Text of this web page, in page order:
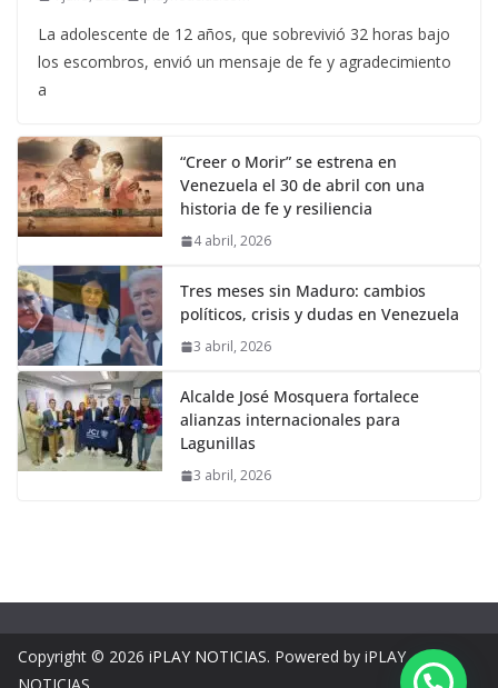
La adolescente de 12 años, que sobrevivió 32 horas bajo
los escombros, envió un mensaje de fe y agradecimiento
a
“Creer o Morir” se estrena en
Venezuela el 30 de abril con una
historia de fe y resiliencia
4 abril, 2026
Tres meses sin Maduro: cambios
políticos, crisis y dudas en Venezuela
3 abril, 2026
Alcalde José Mosquera fortalece
alianzas internacionales para
Lagunillas
3 abril, 2026
Copyright © 2026 iPLAY NOTICIAS. Powered by iPLAY